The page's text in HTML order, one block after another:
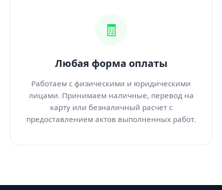
🧾
Любая форма оплаты
Работаем с физическими и юридическими
лицами. Принимаем наличные, перевод на
карту или безналичный расчет с
предоставлением актов выполненных работ.